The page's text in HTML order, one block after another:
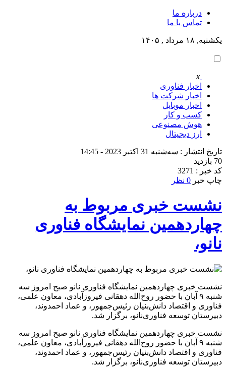
درباره ما
تماس با ما
یکشنبه, ۱۸ مرداد , ۱۴۰۵
x
اخبار فناوری
اخبار شرکت ها
اخبار موبایل
کسب و کار
هوش مصنوعی
ارز دیجیتال
تاریخ انتشار : سه‌شنبه 31 اکتبر 2023 - 14:45
70 بازدید
کد خبر : 3271
چاپ خبر 0 نظر
نشست خبری مربوط به
چهاردهمین نمایشگاه فناوری
نانو،
نشست خبری چهاردهمین نمایشگاه فناوری نانو صبح امروز سه
شنبه ۹ آبان با حضور روح‌الله دهقانی فیروزآبادی، معاون علمی،
فناوری و اقتصاد دانش‌بنیان رئیس‌جمهور، و عماد احمدوند،
دبیرستان توسعه فناوری‌نانو، برگزار شد.
نشست خبری چهاردهمین نمایشگاه فناوری نانو صبح امروز سه
شنبه ۹ آبان با حضور روح‌الله دهقانی فیروزآبادی، معاون علمی،
فناوری و اقتصاد دانش‌بنیان رئیس‌جمهور، و عماد احمدوند،
دبیرستان توسعه فناوری‌نانو، برگزار شد.